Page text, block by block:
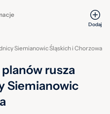
Dodaj
Siemianowic Śląskich i Chorzowa
rusza
Siemianowic